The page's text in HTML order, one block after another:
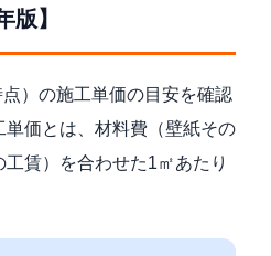
版】
）の施工単価の目安を確認
単価とは、材料費（壁紙その
賃）を合わせた1㎡あたり